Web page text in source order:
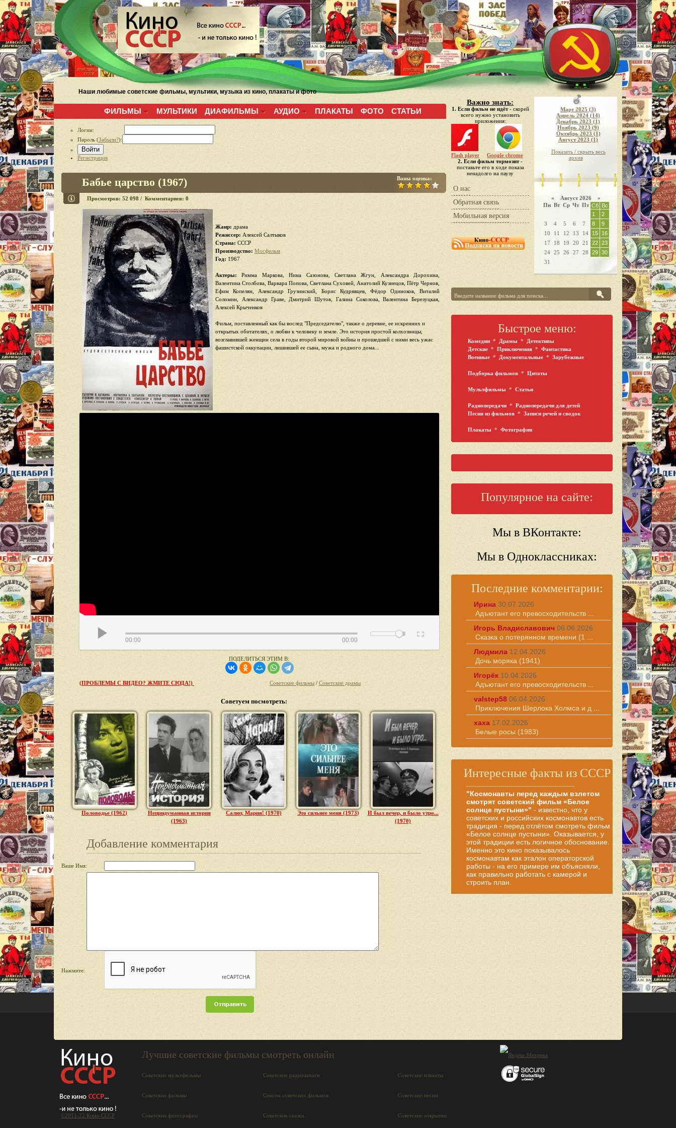
Наши любимые советские фильмы, мультики, музыка из кино, плакаты и фото
ФИЛЬМЫ МУЛЬТИКИ ДИАФИЛЬМЫ АУДИО ПЛАКАТЫ ФОТО СТАТЬИ
Логин:
Пароль (Забыли?):
Войти
Регистрация
Бабье царство (1967) Ваша оценка:
Просмотров: 52 098 / Комментариев: 0
Жанр: драма
Режиссер: Алексей Салтыков
Страна: СССР
Производство: Мосфильм
Год: 1967
Актеры: Римма Маркова, Нина Сазонова, Светлана Жгун, Александра Дорохина,
Валентина Столбова, Варвара Попова, Светлана Суховей, Анатолий Кузнецов, Пётр Чернов,
Ефим Копелян, Александр Грузинский, Борис Кудрявцев, Фёдор Одиноков, Виталий
Соломин, Александр Граве, Дмитрий Шутов, Галина Соколова, Валентина Березуцкая,
Алексей Крыченков
Фильм, поставленный как бы вослед "Председателю", также о деревне, ее искренних и
открытых обитателях, о любви к человеку и земле. Это история простой колхозницы,
возглавившей женщин села в годы второй мировой войны и прошедшей с ними весь ужас
фашистской оккупации, лишившей ее сына, мужа и родного дома...
00:00 00:00
ПОДЕЛИТЬСЯ ЭТИМ В:
(ПРОБЛЕМЫ С ВИДЕО? ЖМИТЕ СЮДА!) Советские фильмы/ Советские драмы
Советуем посмотреть:
Половодье (1962)
Непридуманная история
(1963)
Салют, Мария! (1970) Это сильнее меня (1973)
И был вечер, и было утро...
(1970)
Добавление комментария
Ваше Имя:
Нажмите:
Важно знать:
1. Если фильм не идёт- скорей
всего нужно установить
приложения:
Flash player
Google chrome
2. Если фильм тормозит-
поставьте его в ходе показа
ненадолго на паузу
О нас
Обратная связь
Мобильная версия
Март 2025 (3)
Апрель 2024 (14)
Декабрь 2023 (1)
Ноябрь 2023 (9)
Октябрь 2023 (1)
Август 2023 (1)
Показать / скрыть весь
архив
« Август 2026 »
Пн Вт Ср Чт Пт Сб Вс
1
2
3
4 5 6 7 8
9
10
11 12 13 14 15
16
17
18 19 20 21 22 23
24 25 26 27 28 29 30
31
Быстрое меню:
Комедии * Драмы *
Детективы
Детские * Приключения * Фантастика
Военные * Документальные * Зарубежные
Подборка фильмов * Цитаты
Мультфильмы * Статьи
Радиопередачи * Радиопередачи для детей
Песни из фильмов * Записи речей и сводок
Плакаты * Фотографии
Популярное на сайте:
Мы в ВКонтакте:
Мы в Одноклассниках:
Последние комментарии:
Ирина 30.07.2026
Адъютант его превосходительств ...
Игорь Владиславович 06.06.2026
Сказка о потерянном времени (1 ...
Людмила 12.04.2026
Дочь моряка (1941)
Игорёк 10.04.2026
Адъютант его превосходительств ...
valstep58 06.04.2026
Приключения Шерлока Холмса и д ...
хаха 17.02.2026
Белые росы (1983)
Интересные факты из СССР
------------------------------------------------------
"Космонавты перед каждым взлетом
смотрят советский фильм «Белое
солнце пустыни»" - известно, что у
советских и российских космонавтов есть
традиция - перед отлётом смотреть фильм
«Белое солнце пустыни». Оказывается, у
этой традиции есть логичное обоснование.
Именно это кино показывалось
космонавтам как эталон операторской
работы - на его примере им объясняли,
как правильно работать с камерой и
строить план.
©2011-22 Кино-СCCР
Лучшие советские фильмы смотреть онлайн
Советские мультфильмы
Советские фильмы
Советские фотографии
Советские радиозаписи
Список советских фильмов
Советские сказки
Советские плакаты
Советские песни
Советские открытки